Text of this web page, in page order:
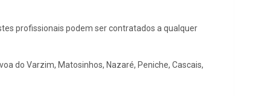
profissionais podem ser contratados a qualquer
do Varzim, Matosinhos, Nazaré, Peniche, Cascais,